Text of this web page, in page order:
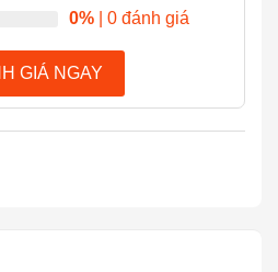
0% | 0 đánh giá
GIÁ NGAY